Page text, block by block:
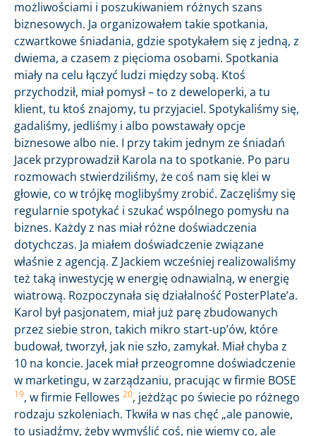
możliwościami i poszukiwaniem różnych szans
biznesowych. Ja organizowałem takie spotkania,
czwartkowe śniadania, gdzie spotykałem się z jedną, z
dwiema, a czasem z pięcioma osobami. Spotkania
miały na celu łączyć ludzi między sobą. Ktoś
przychodził, miał pomysł – to z deweloperki, a tu
klient, tu ktoś znajomy, tu przyjaciel. Spotykaliśmy się,
gadaliśmy, jedliśmy i albo powstawały opcje
biznesowe albo nie. I przy takim jednym ze śniadań
Jacek przyprowadził Karola na to spotkanie. Po paru
rozmowach stwierdziliśmy, że coś nam się klei w
głowie, co w trójkę moglibyśmy zrobić. Zaczęliśmy się
regularnie spotykać i szukać wspólnego pomysłu na
biznes. Każdy z nas miał różne doświadczenia
dotychczas. Ja miałem doświadczenie związane
właśnie z agencją. Z Jackiem wcześniej realizowaliśmy
też taką inwestycję w energię odnawialną, w energię
wiatrową. Rozpoczynała się działalność PosterPlate’a.
Karol był pasjonatem, miał już parę zbudowanych
przez siebie stron, takich mikro start-up’ów, które
budował, tworzył, jak nie szło, zamykał. Miał chyba z
10 na koncie. Jacek miał przeogromne doświadczenie
w marketingu, w zarządzaniu, pracując w firmie BOSE
19, w firmie Fellowes 20, jeżdżąc po świecie po różnego
rodzaju szkoleniach. Tkwiła w nas chęć „ale panowie,
to usiądźmy, żeby wymyślić coś, nie wiemy co, ale